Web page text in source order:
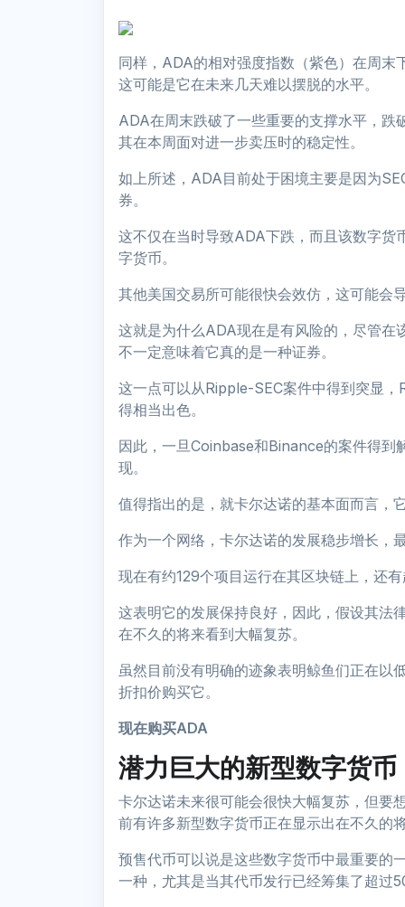
同样，ADA的相对强度指数（紫色）在周末
这可能是它在未来几天难以摆脱的水平。
ADA在周末跌破了一些重要的支撑水平，
其在本周面对进一步卖压时的稳定性。
如上所述，ADA目前处于困境主要是因为
券。
这不仅在当时导致ADA下跌，而且该数字
字货币。
其他美国交易所可能很快会效仿，这可能会
这就是为什么ADA现在是有风险的，尽管在
不一定意味着它真的是一种证券。
这一点可以从Ripple-SEC案件中得到突显
得相当出色。
因此，一旦Coinbase和Binance的案件得到
现。
值得指出的是，就卡尔达诺的基本面而言，
作为一个网络，卡尔达诺的发展稳步增长，
现在有约129个项目运行在其区块链上，还有
这表明它的发展保持良好，因此，假设其法
在不久的将来看到大幅复苏。
虽然目前没有明确的迹象表明鲸鱼们正在以
折扣价购买它。
现在购买ADA
潜力巨大的新型数字货币
卡尔达诺未来很可能会很快大幅复苏，但要
前有许多新型数字货币正在显示出在不久的
预售代币可以说是这些数字货币中最重要的
一种，尤其是当其代币发行已经筹集了超过